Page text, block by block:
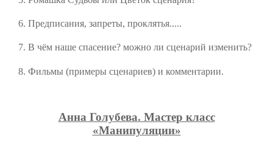
6. Предписания, запреты, проклятья.....
7. В чём наше спасение? можно ли сценарий изменить?
8. Фильмы (примеры сценариев) и комментарии.
Анна Голубева. Мастер класс
«Манипуляции»